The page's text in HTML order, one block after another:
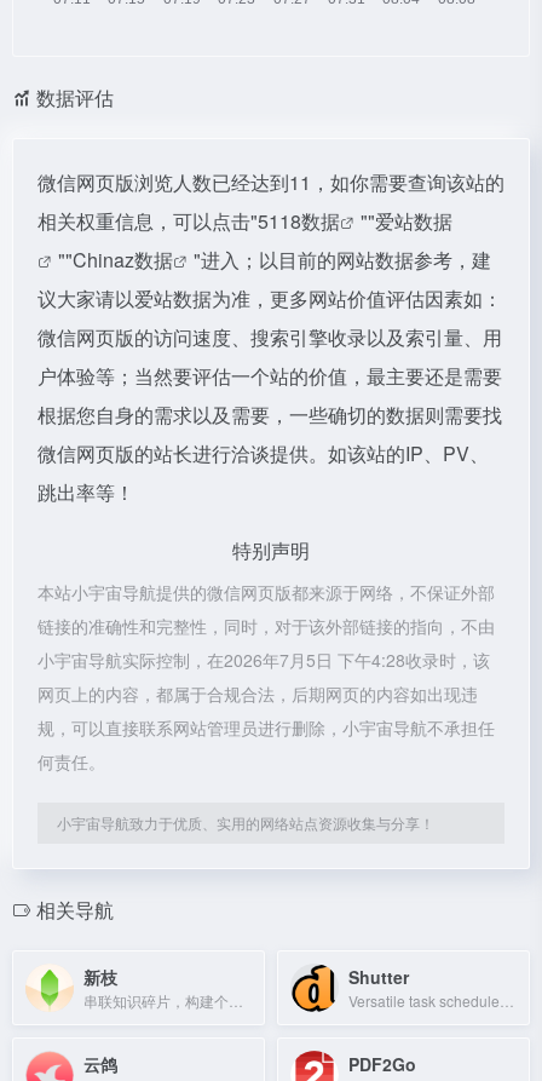
数据评估
微信网页版浏览人数已经达到11，如你需要查询该站的
相关权重信息，可以点击"5118数据 ""爱站数据
""Chinaz数据
"进入；以目前的网站数据参考，建
议大家请以爱站数据为准，更多网站价值评估因素如：
微信网页版的访问速度、搜索引擎收录以及索引量、用
户体验等；当然要评估一个站的价值，最主要还是需要
根据您自身的需求以及需要，一些确切的数据则需要找
微信网页版的站长进行洽谈提供。如该站的IP、PV、
跳出率等！
特别声明
本站小宇宙导航提供的微信网页版都来源于网络，不保证外部
链接的准确性和完整性，同时，对于该外部链接的指向，不由
小宇宙导航实际控制，在2026年7月5日 下午4:28收录时，该
网页上的内容，都属于合规合法，后期网页的内容如出现违
规，可以直接联系网站管理员进行删除，小宇宙导航不承担任
何责任。
小宇宙导航致力于优质、实用的网络站点资源收集与分享！
相关导航
新枝 Shutter
云鸽 PDF2Go